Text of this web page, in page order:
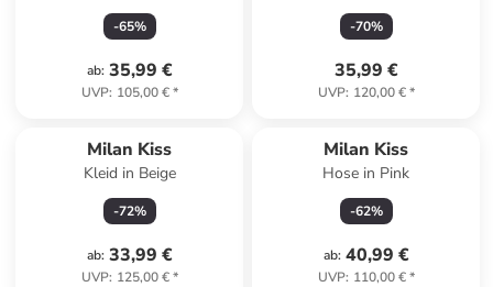
-65%
ab: 35,99 €
UVP: 105,00 €*
-70%
35,99 €
UVP: 120,00 €*
Milan Kiss
Kleid in Beige
-72%
ab: 33,99 €
UVP: 125,00 €*
Milan Kiss
Hose in Pink
-62%
ab: 40,99 €
UVP: 110,00 €*